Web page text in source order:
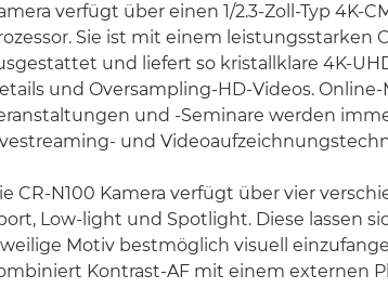
verfügt über einen 1/2.3-Zoll-Typ 4K-
Sie ist mit einem
und liefert so kristallklare 4K-
und Oversampling-HD-Videos.
und -Seminare werden
und
CR-N100 Kamera verfügt über vier
Low-light und Spotlight. Diese lassen
Motiv bestmöglich visuell
Kontrast-AF mit einem externen